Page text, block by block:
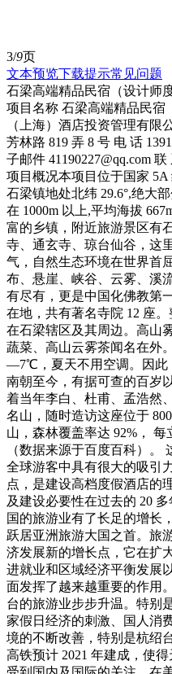
3/9页
文本预览下载提示常见问题
石梁高端精品民宿（设计师
项目名称 石梁高端精品民宿
（上海）酒店投资管理有限
芳林路 819 弄 8 号 电 话
子邮件 41190227@qq.com
项目概况本项目位于国家 5A
石梁镇地处北纬 29.6°,绝大
在 1000m 以上,平均海拔
富的乡镇，附近旅游景区有
寺、通玄寺、琼台仙谷，这
气，自然生态环境在世界首
布、悬崖、峡谷、云雾、溪
有尽有，更是中国化佛教
在地，共有著名寺院 12 座
在石梁辖区及其周边。高山
蔬菜、高山云雾茶闻名在外
—7℃，夏天不用空调。因此
南朝至今，有据可查的百岁
着当年李白、杜甫、孟浩然
名山，随时造访这座位于
山，森林覆盖率达 92%，
（数据来源于百度百科）。
全球游客中具有很大的吸引
点，是建设高档度假酒店的
及建设必要性在过去的 20
国的旅游业有了长足的增长
跃居亚洲旅游大国之首。旅
济发展新的增长点，它在扩
进就业和区域经济平衡发展
面发挥了越来越重要的作用
台的旅游业步步升温。特别
家假日经济的刺激、国人消
境的不断改善，特别是杭绍
高铁预计 2021 年建成，使